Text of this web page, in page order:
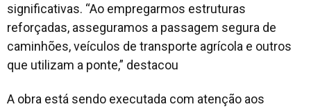
significativas. “Ao empregarmos estruturas
reforçadas, asseguramos a passagem segura de
caminhões, veículos de transporte agrícola e outros
que utilizam a ponte,” destacou
A obra está sendo executada com atenção aos